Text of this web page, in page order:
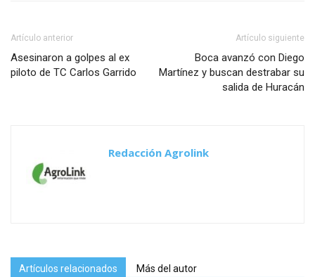
Artículo anterior
Asesinaron a golpes al ex
piloto de TC Carlos Garrido
Artículo siguiente
Boca avanzó con Diego
Martínez y buscan destrabar su
salida de Huracán
Redacción Agrolink
Artículos relacionados Más del autor